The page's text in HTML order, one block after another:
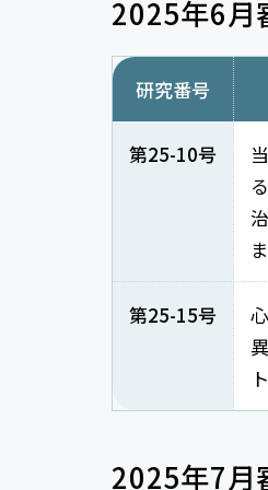
2025年6月
研究番号
第25-10号
第25-15号
2025年7月